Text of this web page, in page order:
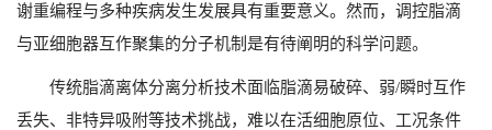
谢重编程与多种疾病发生发展具有重要意义。然而，调控脂滴
与亚细胞器互作聚集的分子机制是有待阐明的科学问题。
传统脂滴离体分离分析技术面临脂滴易破碎、弱/瞬时互作
丢失、非特异吸附等技术挑战，难以在活细胞原位、工况条件